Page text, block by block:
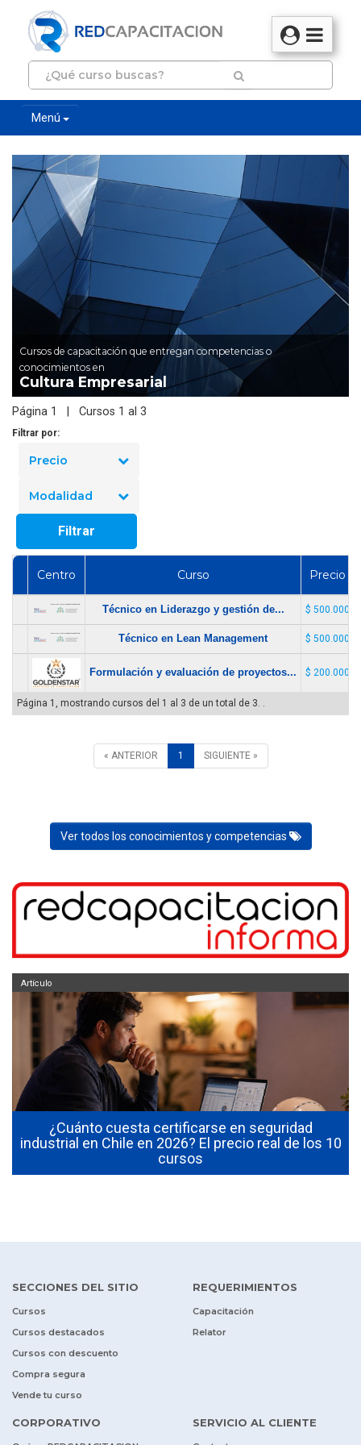
Menú
Cursos de capacitación que entregan competencias o
conocimientos en
Cultura Empresarial
Página 1 | Cursos 1 al 3
Filtrar por:
Precio
Modalidad
Filtrar
Centro Curso Precio
Técnico en Liderazgo y gestión de... $ 500.000
Técnico en Lean Management $ 500.000
Formulación y evaluación de proyectos... $ 200.000
Página 1, mostrando cursos del 1 al 3 de un total de 3. .
« ANTERIOR 1 SIGUIENTE »
Ver todos los conocimientos y competencias
¿Cuánto cuesta certificarse en seguridad
industrial en Chile en 2026? El precio real de los 10
cursos
Artículo
SECCIONES DEL SITIO
Cursos
Cursos destacados
Cursos con descuento
Compra segura
Vende tu curso
REQUERIMIENTOS
Capacitación
Relator
CORPORATIVO SERVICIO AL CLIENTE